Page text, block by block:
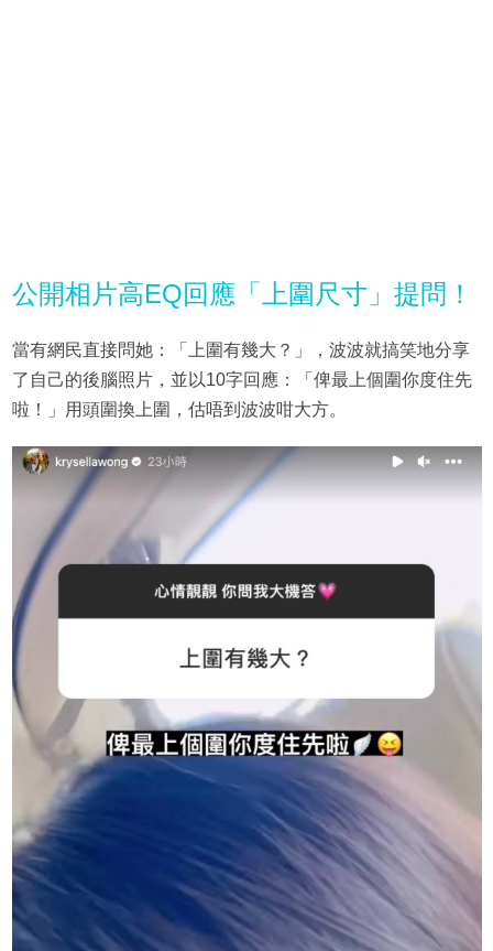
公開相片高EQ回應「上圍尺寸」提問！
當有網民直接問她：「上圍有幾大？」，波波就搞笑地分享
了自己的後腦照片，並以10字回應：「俾最上個圍你度住先
啦！」用頭圍換上圍，估唔到波波咁大方。